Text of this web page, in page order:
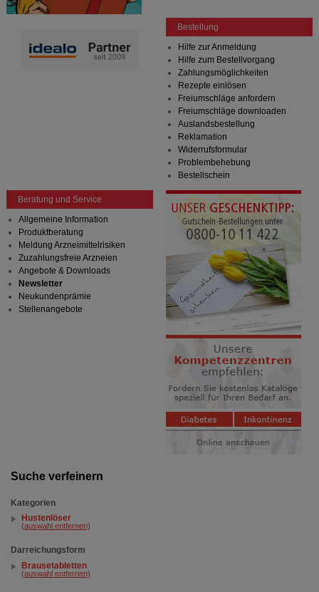
Suche verfeinern
Kategorien
Hustenlöser
(auswahl entfernen)
Darreichungsform
Brausetabletten
(auswahl entfernen)
Bestellung
Hilfe zur Anmeldung
Hilfe zum Bestellvorgang
Zahlungsmöglichkeiten
Rezepte einlösen
Freiumschläge anfordern
Freiumschläge downloaden
Auslandsbestellung
Reklamation
Widerrufsformular
Problembehebung
Bestellschein
Beratung und Service
Allgemeine Information
Produktberatung
Meldung Arzneimittelrisiken
Zuzahlungsfreie Arzneien
Angebote & Downloads
Newsletter
Neukundenprämie
Stellenangebote